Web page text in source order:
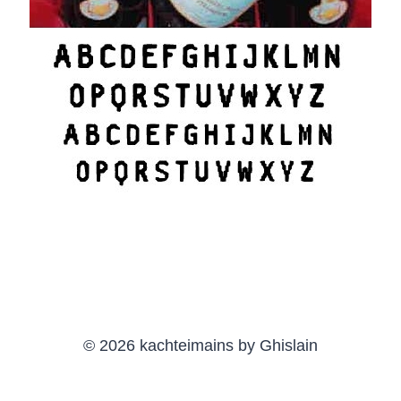
© 2026 kachteimains by Ghislain